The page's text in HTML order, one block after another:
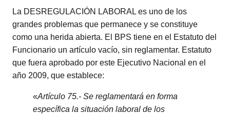
La DESREGULACIÓN LABORAL es uno de los
grandes problemas que permanece y se constituye
como una herida abierta. El BPS tiene en el Estatuto del
Funcionario un artículo vacío, sin reglamentar. Estatuto
que fuera aprobado por este Ejecutivo Nacional en el
año 2009, que establece:
«Artículo 75.- Se reglamentará en forma
específica la situación laboral de los